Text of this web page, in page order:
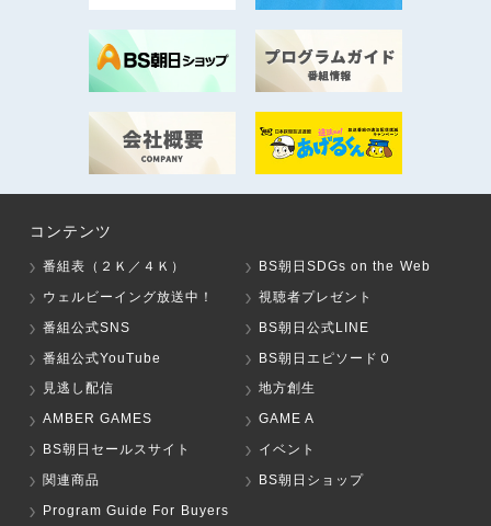
コンテンツ
番組表（２Ｋ／４Ｋ）
BS朝日SDGs on the Web
ウェルビーイング放送中！
視聴者プレゼント
番組公式SNS
BS朝日公式LINE
番組公式YouTube
BS朝日エピソード０
見逃し配信
地方創生
AMBER GAMES
GAME A
BS朝日セールスサイト
イベント
関連商品
BS朝日ショップ
Program Guide For Buyers